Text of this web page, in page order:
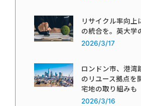
リサイクル率向上
の統合を。英大学
2026/3/17
ロンドン市、港湾
のリユース拠点を
宅地の取り組みも
2026/3/16